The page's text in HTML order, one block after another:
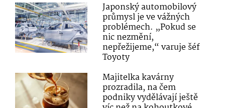
Japonský automobilový
průmysl je ve vážných
problémech. „Pokud se
nic nezmění,
nepřežijeme,“ varuje šéf
Toyoty
Majitelka kavárny
prozradila, na čem
podniky vydělávají ještě